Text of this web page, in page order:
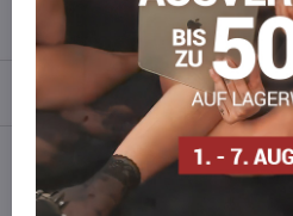
Bewertungen
Diskussion
FacebookTwitterBluesky